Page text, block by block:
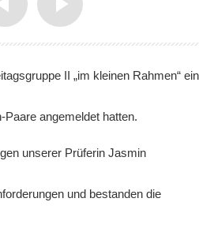
II „im kleinen Rahmen“
angemeldet hatten.
unserer Prüferin Jasmin
und bestanden die